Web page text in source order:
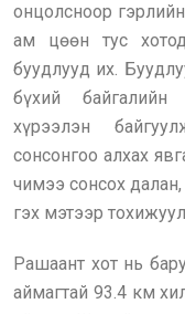
онцолсноор
ам цөөн тус
буудлууд их.
бүхий байгалийн
хүрээлэн
сонсонгоо алхах
чимээ сонсох
гэх мэтээр
Рашаант хот нь
аймагтай 93.4 км